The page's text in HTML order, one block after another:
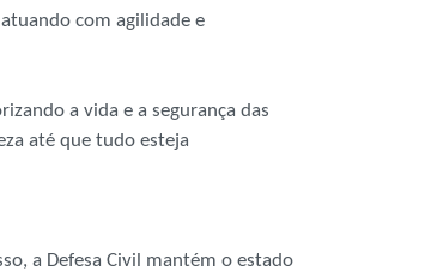
com agilidade e
a vida e a segurança das
até que tudo esteja
a Defesa Civil mantém o estado